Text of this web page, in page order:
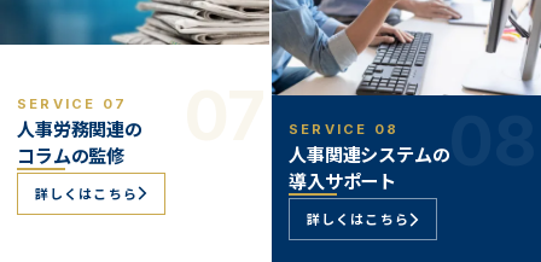
SERVICE 07
人事労務関連の
コラムの監修
詳しくはこちら
08
SERVICE 08
人事関連システムの
導入サポート
詳しくはこちら